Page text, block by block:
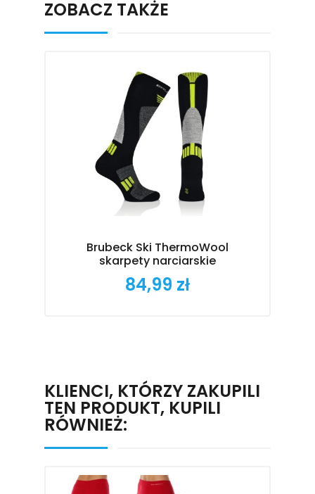
ZOBACZ TAKŻE
Brubeck Ski ThermoWool
skarpety narciarskie
Cena
84,99 zł
KLIENCI, KTÓRZY ZAKUPILI
TEN PRODUKT, KUPILI
RÓWNIEŻ: